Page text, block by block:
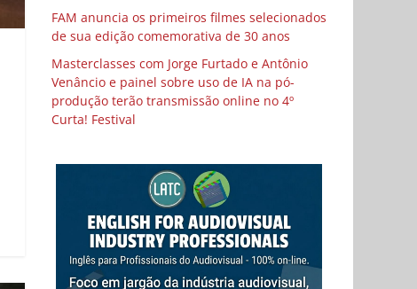
FAM anuncia os primeiros filmes selecionados
de sua edição comemorativa de 30 anos
Masterclasses com Jorge Furtado e Antônio
Venâncio e painel sobre uso de IA na pó-
produção terão transmissão online no 4º
Curta! Festival